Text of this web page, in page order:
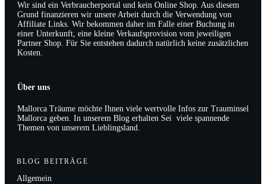
Wir sind ein Verbraucherportal und kein Online Shop. Aus diesem
Grund finanzieren wir unsere Arbeit durch die Verwendung von
Affiliate Links. Wir bekommen daher im Falle einer Buchung in
einer Unterkunft, eine kleine Verkaufsprovision vom jeweiligen
Partner Shop. Für Sie entstehen dadurch natürlich keine zusätzlichen
Kosten.
Über uns
Mallorca Träume möchte Ihnen viele wertvolle Infos zur Trauminsel
Mallorca geben. In unserem Blog erhalten Sei viele spannende
Themen von unserem Lieblingsland.
BLOG BEITRÄGE
Allgemein